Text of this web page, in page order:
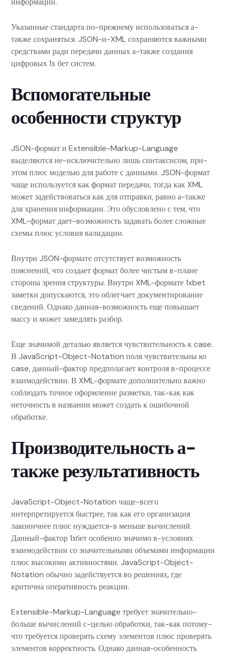
Указанные стандарта по-прежнему использоваться а-
также сохраняться. JSON-и-XML сохраняются важными
средствами ради передачи данных а-также создания
цифровых 1х бет систем.
Вспомогательные
особенности структур
JSON-формат и Extensible-Markup-Language
выделяются не-исключительно лишь синтаксисом, при-
этом плюс моделью для работе с данными. JSON-формат
чаще используется как формат передачи, тогда как XML
может задействоваться как для отправки, равно а-также
для хранения информации. Это обусловлено с тем, что
XML-формат дает-возможность задавать более сложные
схемы плюс условия валидации.
Внутри JSON-формате отсутствует возможность
пояснений, что создает формат более чистым в-плане
стороны зрения структуры. Внутри XML-формате 1xbet
заметки допускаются, это облегчает документирование
сведений. Однако данная-возможность еще повышает
массу и может замедлять разбор.
Еще значимой деталью является чувствительность к case.
В JavaScript-Object-Notation поля чувствительны ко
case, данный-фактор предполагает контроля в-процессе
взаимодействии. В XML-формате дополнительно важно
соблюдать точное оформление разметки, так-как как
неточность в названии может создать к ошибочной
обработке.
Производительность а-
также результативность
JavaScript-Object-Notation чаще-всего
интерпретируется быстрее, так как его организация
лаконичнее плюс нуждается-в меньше вычислений.
Данный-фактор 1хбет особенно значимо в-условиях
взаимодействии со значительными объемами информации
плюс высокими активностями. JavaScript-Object-
Notation обычно задействуется во решениях, где
критична оперативность реакции.
Extensible-Markup-Language требует значительно-
больше вычислений с-целью обработки, так-как потому-
что требуется проверять схему элементов плюс проверять
элементов корректность. Однако данная-особенность